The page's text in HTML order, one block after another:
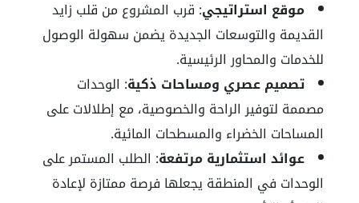
موقع استراتيجي: قرب المشروع من قلب زايد
القديمة والتوسعات الجديدة يضمن سهولة الوصول
للخدمات والمحاور الرئيسية.
تصميم عصري ومساحات ذكية: الوحدات
مصممة لتوفير الراحة والخصوصية، مع إطلالات على
المساحات الخضراء والمسطحات المائية.
عوائد استثمارية مرتفعة: الطلب المستمر على
الوحدات في المنطقة يجعلها فرصة ممتازة لإعادة